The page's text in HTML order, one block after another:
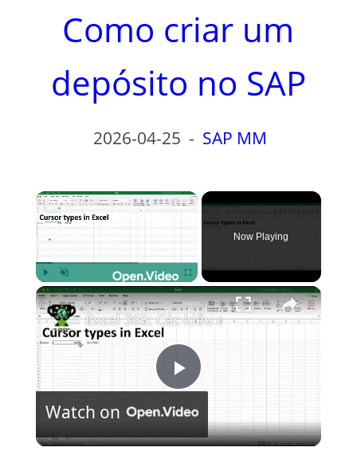
Como criar um
depósito no SAP
2026-04-25 - SAP MM
×
Play Unmute Fullscreen
Now Playing
×
P
l
Excel 365: Các kiểu con trỏ (Cursor)
Watch on